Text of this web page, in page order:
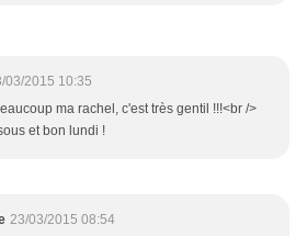
03/2015 10:35
ma rachel, c'est très gentil !!!<br />
et bon lundi !
23/03/2015 08:54